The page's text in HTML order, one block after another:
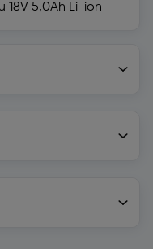
18V 5,0Ah Li-ion